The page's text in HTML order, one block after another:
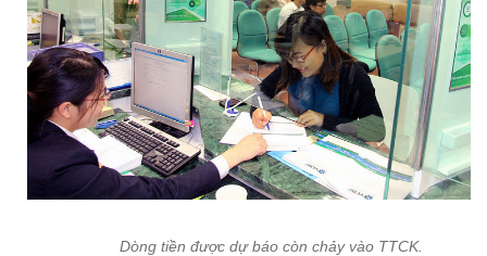
Dòng tiền được dự báo còn chảy vào TTCK.